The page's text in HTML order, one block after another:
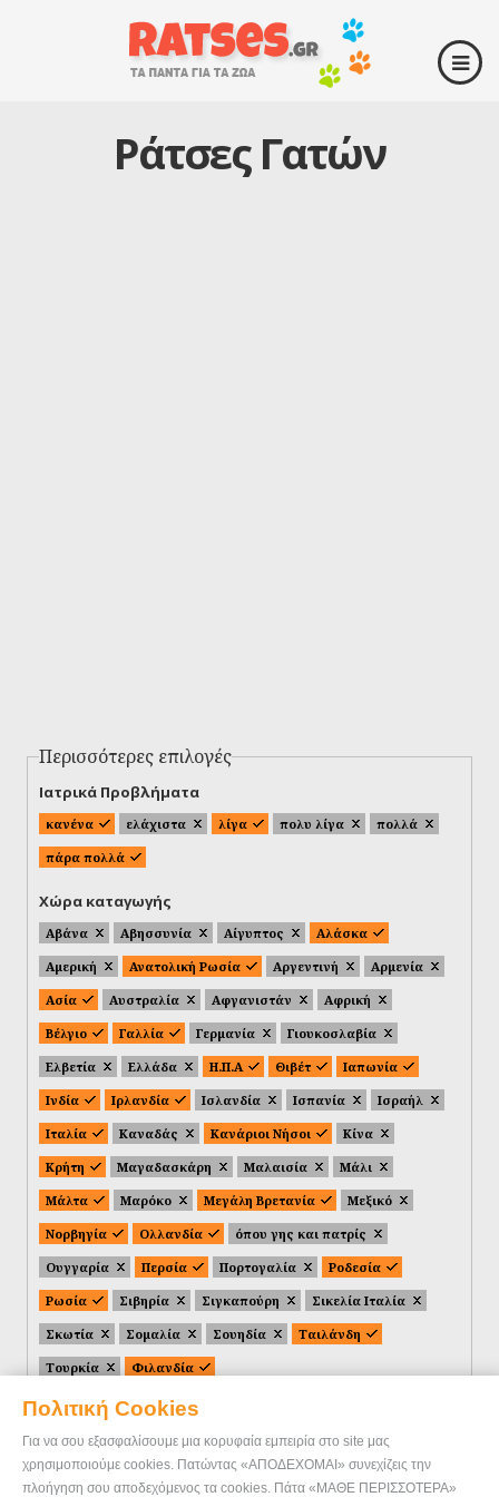
Πολιτική Cookies
Για να σου εξασφαλίσουμε μια κορυφαία εμπειρία στο site μας
χρησιμοποιούμε cookies. Πατώντας «ΑΠΟΔΕΧΟΜΑΙ» συνεχίζεις την
πλοήγηση σου αποδεχόμενος τα cookies. Πάτα «ΜΑΘΕ ΠΕΡΙΣΣΟΤΕΡΑ»
Ράτσες Γατών
Περισσότερες επιλογές
Ιατρικά Προβλήματα
κανένα ελάχιστα λίγα πολυ λίγα
πολλά
πάρα πολλά
Χώρα καταγωγής
Αβάνα Αβησσυνία Αίγυπτος
Αλάσκα
Αμερική
Ανατολική Ρωσία Αργεντινή
Αρμενία
Ασία
Αυστραλία Αφγανιστάν
Αφρική
Βέλγιο
Γαλλία Γερμανία
Γιουκοσλαβία
Ελβετία
Ελλάδα Η.Π.Α Θιβέτ
Ιαπωνία
Ινδία
Ιρλανδία Ισλανδία Ισπανία
Ισραήλ
Ιταλία
Καναδάς Κανάριοι Νήσοι
Κίνα
Κρήτη
Μαγαδασκάρη Μαλαισία
Μάλι
Μάλτα
Μαρόκο Μεγάλη Βρετανία
Μεξικό
Νορβηγία
Ολλανδία
όπου γης και πατρίς
Ουγγαρία
Περσία Πορτογαλία
Ροδεσία
Ρωσία
Σιβηρία Σιγκαπούρη
Σικελία Ιταλία
Σκωτία
Σομαλία Σουηδία
Ταιλάνδη
Τουρκία
Φιλανδία